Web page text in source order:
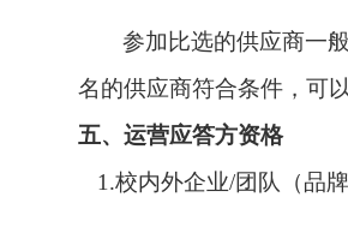
参加比选的供应商一
名的供应商符合条件，可
五、运营应答方资格
1.校内外企业/团队（品牌